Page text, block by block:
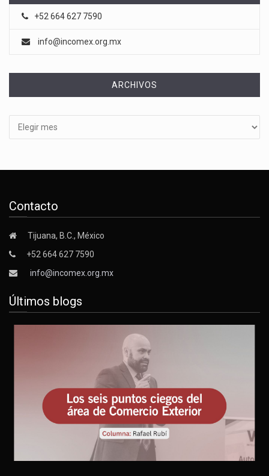
+52 664 627 7590
info@incomex.org.mx
ARCHIVOS
Contacto
Tijuana, B.C., México
+52 664 627 7590
info@incomex.org.mx
Últimos blogs